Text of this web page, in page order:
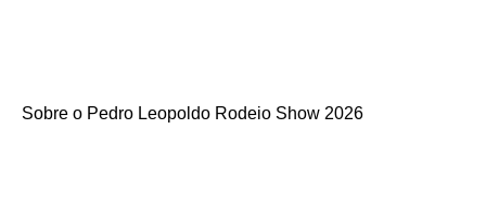
Sobre o Pedro Leopoldo Rodeio Show 2026